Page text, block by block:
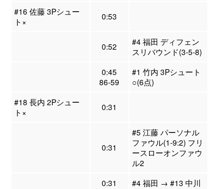
#16 佐藤 3Pシュー
ト×
0:53
0:52
#4 福田 ディフェン
スリバウンド(3-5-8)
0:45
86-59
#1 竹内 3Pシュート
○(6点)
#18 長内 2Pシュー
ト×
0:31
0:31
#5 江藤 パーソナル
ファウル(1-9:2) フリ
ースローオンファウ
ル2
0:31
#4 福田 → #13 中川